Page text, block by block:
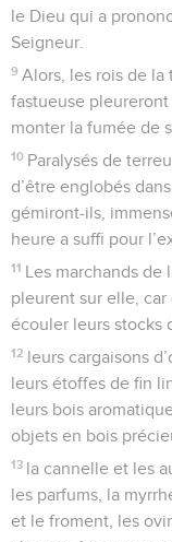
le Dieu qui a
Seigneur.
9 Alors, les rois de la
fastueuse
monter la fumée de
10 Paralysés de
d’être englobés
gémiront-ils,
heure a suffi pour
11 Les marchands de
pleurent sur elle, car
écouler leurs stocks
12 leurs cargaisons
leurs étoffes de fin
leurs bois
objets en bois
13 la cannelle et les
les parfums, la
et le froment, les